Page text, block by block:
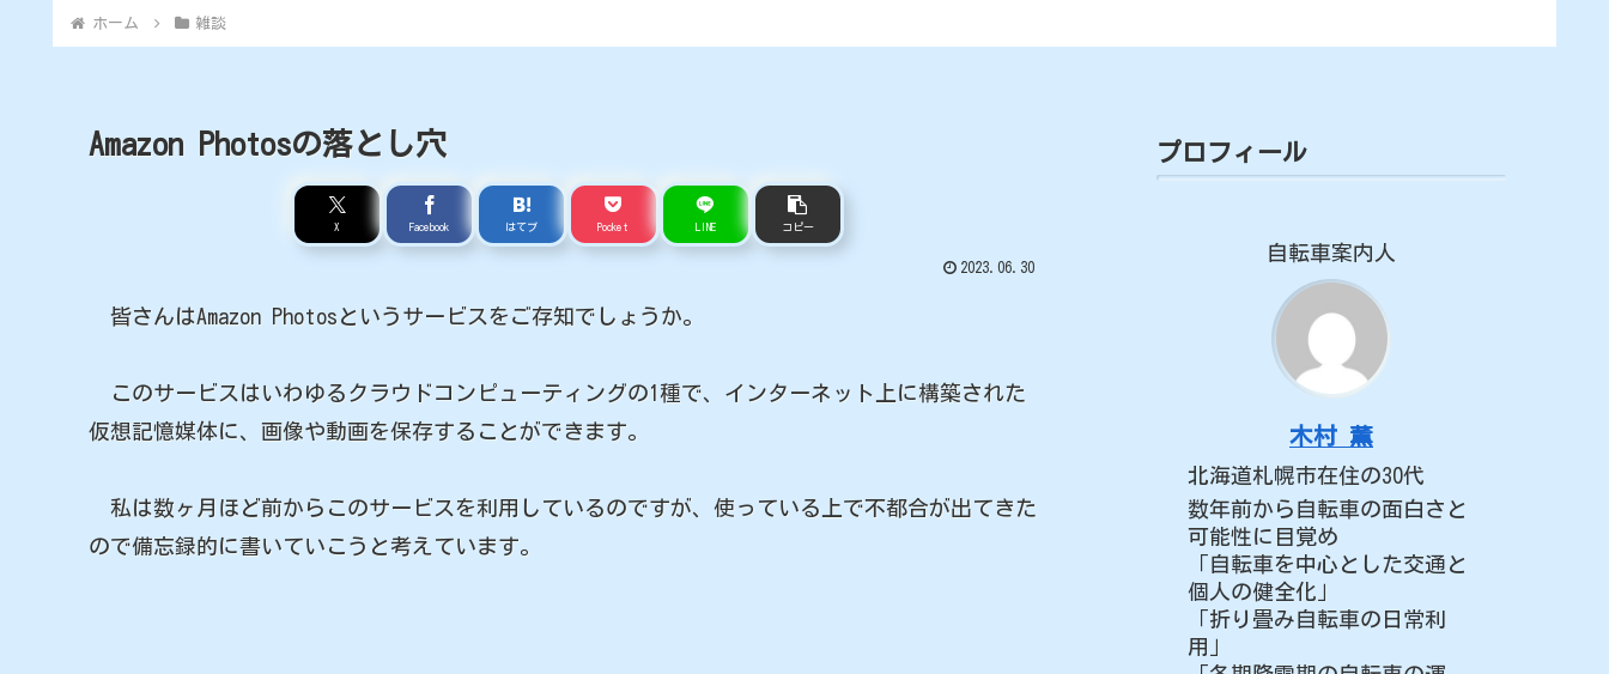
ホーム 雑談
Amazon Photosの落とし穴
X Facebook はてブ Pocket LINE コピー
2023.06.30
皆さんはAmazon Photosというサービスをご存知でしょうか。
このサービスはいわゆるクラウドコンピューティングの1種で、インターネット上に構築された
仮想記憶媒体に、画像や動画を保存することができます。
私は数ヶ月ほど前からこのサービスを利用しているのですが、使っている上で不都合が出てきた
ので備忘録的に書いていこうと考えています。
プロフィール
自転車案内人
木村 薫
北海道札幌市在住の30代
数年前から自転車の面白さと
可能性に目覚め
「自転車を中心とした交通と
個人の健全化」
「折り畳み自転車の日常利
用」